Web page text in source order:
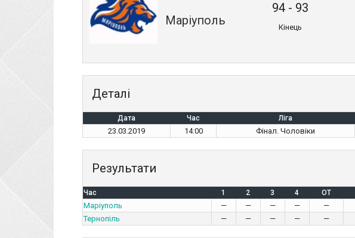
Маріуполь
94- 93
Кінець
Деталі
Дата Час Ліга
23.03.2019 14:00 Фінал. Чоловіки
Результати
Час 1 2 3 4 OT
Маріуполь — — — — —
Тернопіль
— — — — —